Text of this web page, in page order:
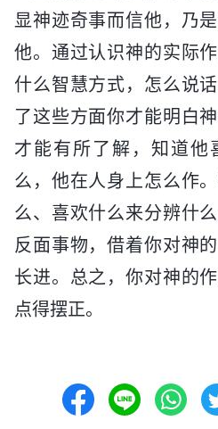
显神迹奇事而信他，乃
他。通过认识神的实际
什么智慧方式，怎么说
了这些方面你才能明白
才能有所了解，知道他
么，他在人身上怎么作
么、喜欢什么来分辨什
反面事物，借着你对神
长进。总之，你对神的
点得摆正。